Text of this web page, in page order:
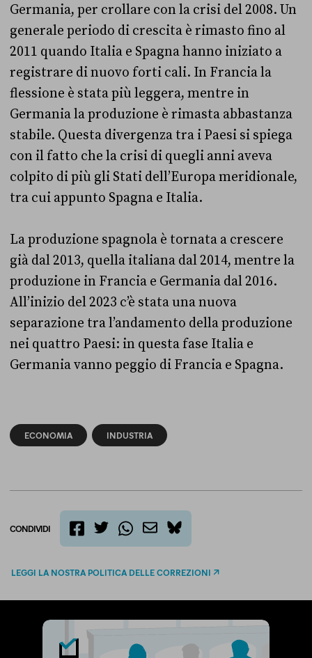
Germania, per crollare con la crisi del 2008. Un
generale periodo di crescita è rimasto fino al
2011 quando Italia e Spagna hanno iniziato a
registrare di nuovo forti cali. In Francia la
flessione è stata più leggera, mentre in
Germania la produzione è rimasta abbastanza
stabile. Questa divergenza tra i Paesi si spiega
con il fatto che la crisi di quegli anni aveva
colpito di più gli Stati dell’Europa meridionale,
tra cui appunto Spagna e Italia.
La produzione spagnola è tornata a crescere
già dal 2013, quella italiana dal 2014, mentre la
produzione in Francia e Germania dal 2016.
All’inizio del 2023 c’è stata una nuova
separazione tra l’andamento della produzione
nei quattro Paesi: in questa fase Italia e
Germania vanno peggio di Francia e Spagna.
ECONOMIA INDUSTRIA
CONDIVIDI
bluesky
LEGGI LA NOSTRA POLITICA DELLE CORREZIONI